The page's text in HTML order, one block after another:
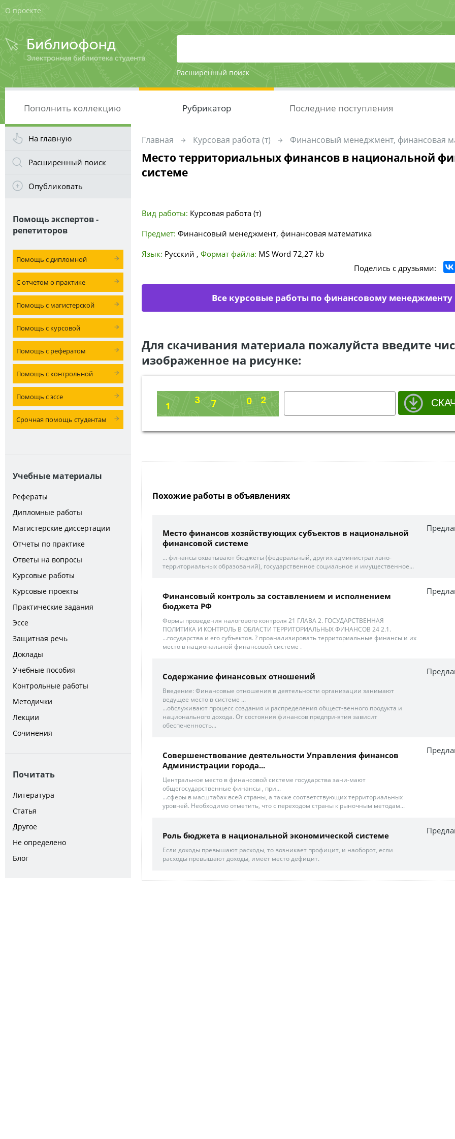
О проекте
Расширенный поиск
Пополнить коллекцию Рубрикатор Последние поступления
На главную
Расширенный поиск
Опубликовать
Помощь экспертов -
репетиторов
Помощь с дипломной
С отчетом о практике
Помощь с магистерской
Помощь с курсовой
Помощь с рефератом
Помощь с контрольной
Помощь с эссе
Срочная помощь студентам
Учебные материалы
Рефераты
Дипломные работы
Магистерские диссертации
Отчеты по практике
Ответы на вопросы
Курсовые работы
Курсовые проекты
Практические задания
Эссе
Защитная речь
Доклады
Учебные пособия
Контрольные работы
Методички
Лекции
Сочинения
Почитать
Литература
Статья
Другое
Не определено
Блог
Главная Курсовая работа (т) Финансовый менеджмент, финансовая
Место территориальных финансов в национальной
системе
Вид работы: Курсовая работа (т)
Предмет: Финансовый менеджмент, финансовая математика
Язык: Русский , Формат файла: MS Word 72,27 kb
Поделись с друзьями:
Все курсовые работы по финансовому менеджменту
Для скачивания материала пожалуйста введите
изображенное на рисунке:
Похожие работы в объявлениях
Место финансов хозяйствующих субъектов в национальной
финансовой системе
... финансы охватывают бюджеты (федеральный, других административно-
территориальных образований), государственное социальное и имущественное...
Финансовый контроль за составлением и исполнением
бюджета РФ
Формы проведения налогового контроля 21 ГЛАВА 2. ГОСУДАРСТВЕННАЯ
ПОЛИТИКА И КОНТРОЛЬ В ОБЛАСТИ ТЕРРИТОРИАЛЬНЫХ ФИНАНСОВ 24 2.1.
...государства и его субъектов. ? проанализировать территориальные финансы и их
место в национальной финансовой системе .
Содержание финансовых отношений
Введение: Финансовые отношения в деятельности организации занимают
ведущее место в системе ...
...обслуживают процесс создания и распределения общест-венного продукта и
национального дохода. От состояния финансов предпри-ятия зависит
обеспеченность...
Совершенствование деятельности Управления финансов
Администрации города...
Центральное место в финансовой системе государства зани-мают
общегосударственные финансы , при...
...сферы в масштабах всей страны, а также соответствующих территориальных
уровней. Необходимо отметить, что с переходом страны к рыночным методам...
Роль бюджета в национальной экономической системе
Если доходы превышают расходы, то возникает профицит, и наоборот, если
расходы превышают доходы, имеет место дефицит.